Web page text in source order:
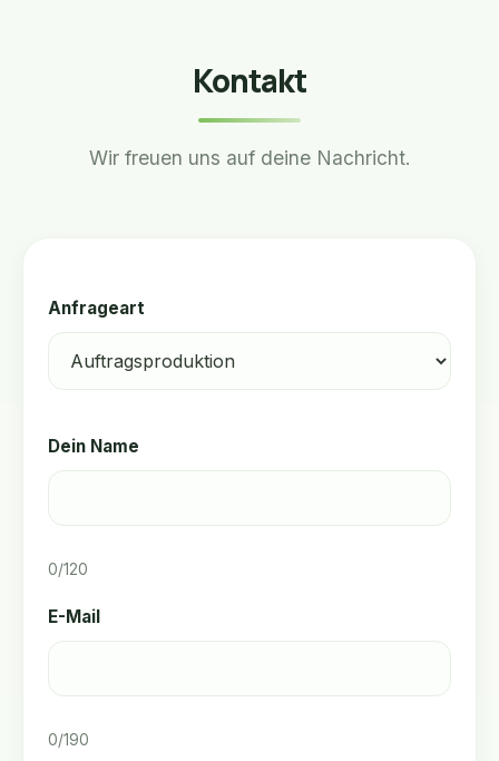
Kontakt
Wir freuen uns auf deine Nachricht.
Anfrageart
Dein Name
0/120
E-Mail
0/190